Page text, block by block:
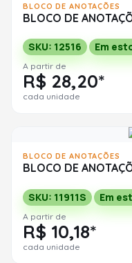
BLOCO DE ANOTAÇÕES
BLOCO DE
SKU: 12516 Em
A partir de
R$ 28,20*
cada unidade
BLOCO DE ANOTAÇÕES
BLOCO DE
SKU: 11911S Em
A partir de
R$ 10,18*
cada unidade